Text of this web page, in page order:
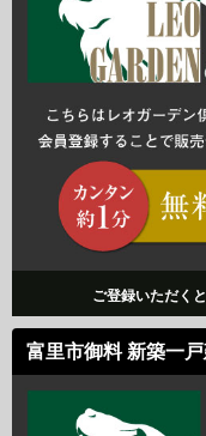
ご登録いただくと
富里市御料 新築一